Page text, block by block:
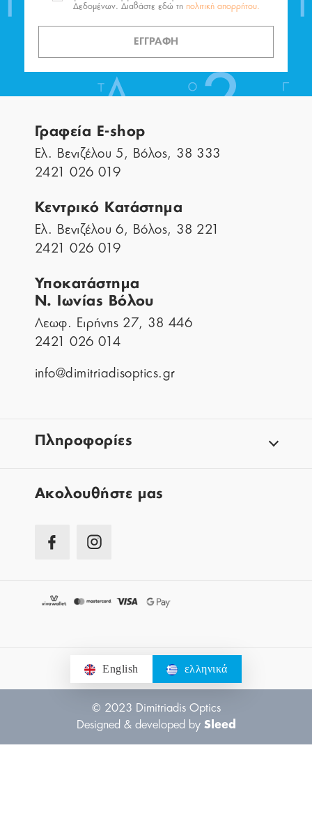
ΕΓΓΡΑΦΗ
Δεδομένων. Διαβάστε εδώ τη πολιτική απορρήτου.
Γραφεία E-shop
Ελ. Βενιζέλου 5, Βόλος, 38 333
2421 026 019
Κεντρικό Κατάστημα
Ελ. Βενιζέλου 6, Βόλος, 38 221
2421 026 019
Υποκατάστημα
Ν. Ιωνίας Βόλου
Λεωφ. Ειρήνης 27, 38 446
2421 026 014
info@dimitriadisoptics.gr
Πληροφορίες
Aκολουθήστε μας
English ελληνικά
© 2023 Dimitriadis Optics
Designed & developed by Sleed